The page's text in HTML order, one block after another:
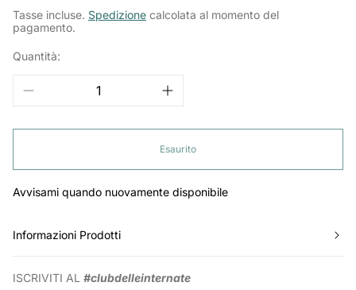
normale
Tasse incluse. Spedizione calcolata al momento del
pagamento.
Quantità:
Esaurito
Avvisami quando nuovamente disponibile
Informazioni Prodotti
ISCRIVITI AL #clubdelleinternate